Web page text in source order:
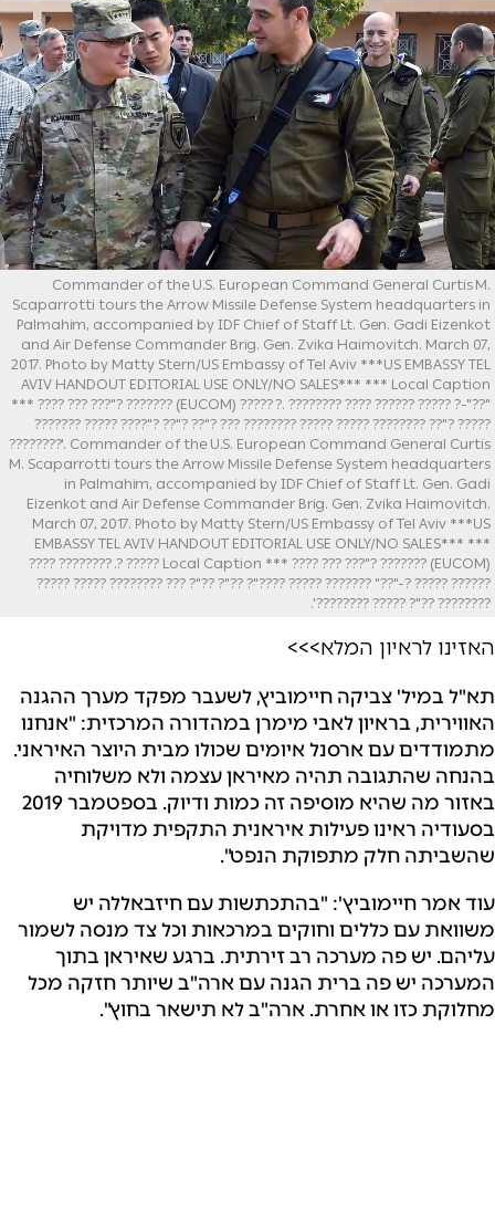
Commander of the U.S. European Command General Curtis M.
Scaparrotti tours the Arrow Missile Defense System headquarters in
Palmahim, accompanied by IDF Chief of Staff Lt. Gen. Gadi Eizenkot
and Air Defense Commander Brig. Gen. Zvika Haimovitch. March 07,
2017. Photo by Matty Stern/US Embassy of Tel Aviv ***US EMBASSY TEL
AVIV HANDOUT EDITORIAL USE ONLY/NO SALES*** *** Local Caption
*** ???? ??? ???"? ??????? (EUCOM) ????? ?. ???????? ???? ?????? ????? ?-"??"
??????? ????? ????"? ??"? ??"? ??? ???????? ????? ????? ???????? ??"? ?????
????????'. Commander of the U.S. European Command General Curtis
M. Scaparrotti tours the Arrow Missile Defense System headquarters
in Palmahim, accompanied by IDF Chief of Staff Lt. Gen. Gadi
Eizenkot and Air Defense Commander Brig. Gen. Zvika Haimovitch.
March 07, 2017. Photo by Matty Stern/US Embassy of Tel Aviv ***US
EMBASSY TEL AVIV HANDOUT EDITORIAL USE ONLY/NO SALES*** ***
Local Caption *** ???? ??? ???"? ??????? (EUCOM) ????? ?. ???????? ????
?????? ????? ?-"??" ??????? ????? ????"? ??"? ??"? ??? ???????? ????? ?????
???????? ??"? ????? ????????'.
האזינו לראיון המלא>>>
תא"ל במיל' צביקה חיימוביץ, לשעבר מפקד מערך ההגנה
האווירית, בראיון לאבי מימרן במהדורה המרכזית: "אנחנו
מתמודדים עם ארסנל איומים שכולו מבית היוצר האיראני.
בהנחה שהתגובה תהיה מאיראן עצמה ולא משלוחיה
באזור מה שהיא מוסיפה זה כמות ודיוק. בספטמבר 2019
בסעודיה ראינו פעילות איראנית התקפית מדויקת
שהשביתה חלק מתפוקת הנפט".
עוד אמר חיימוביץ': "בהתכתשות עם חיזבאללה יש
משוואת עם כללים וחוקים במרכאות וכל צד מנסה לשמור
עליהם. יש פה מערכה רב זירתית. ברגע שאיראן בתוך
המערכה יש פה ברית הגנה עם ארה"ב שיותר חזקה מכל
מחלוקת כזו או אחרת. ארה"ב לא תישאר בחוץ".